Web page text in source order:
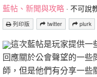
藍帖、新聞與攻略 · 不可說
列印版 twitter plurk
這次藍帖是玩家提供一
回應關於公會聲望的一
師，但是他們有分享一些